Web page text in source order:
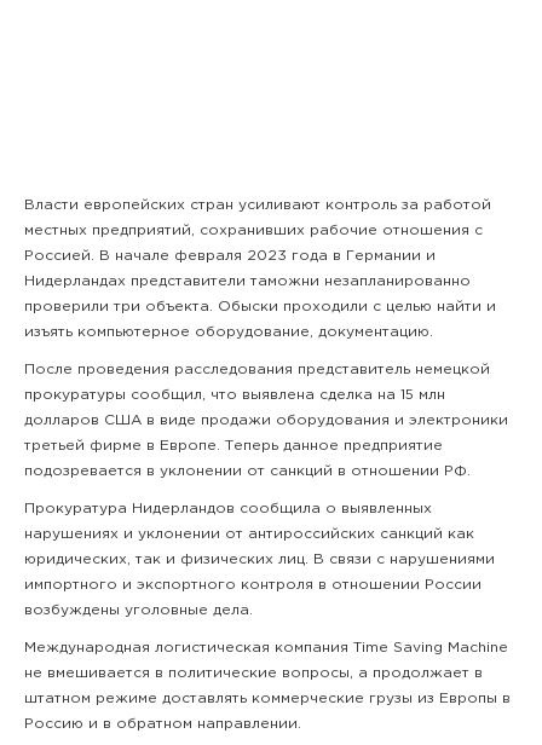
Власти европейских стран усиливают контроль за работой
местных предприятий, сохранивших рабочие отношения с
Россией. В начале февраля 2023 года в Германии и
Нидерландах представители таможни незапланированно
проверили три объекта. Обыски проходили с целью найти и
изъять компьютерное оборудование, документацию.
После проведения расследования представитель немецкой
прокуратуры сообщил, что выявлена сделка на 15 млн
долларов США в виде продажи оборудования и электроники
третьей фирме в Европе. Теперь данное предприятие
подозревается в уклонении от санкций в отношении РФ.
Прокуратура Нидерландов сообщила о выявленных
нарушениях и уклонении от антироссийских санкций как
юридических, так и физических лиц. В связи с нарушениями
импортного и экспортного контроля в отношении России
возбуждены уголовные дела.
Международная логистическая компания Time Saving Machine
не вмешивается в политические вопросы, а продолжает в
штатном режиме доставлять коммерческие грузы из Европы в
Россию и в обратном направлении.